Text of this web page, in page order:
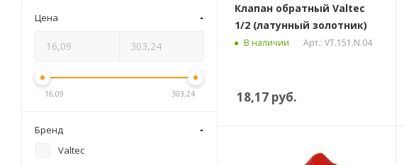
Клапан обратный Valtec
1/2 (латунный золотник)
В наличии Арт.: VT.151.N.04
18,17 руб.
Цена
16,09 303,24
Бренд
Valtec